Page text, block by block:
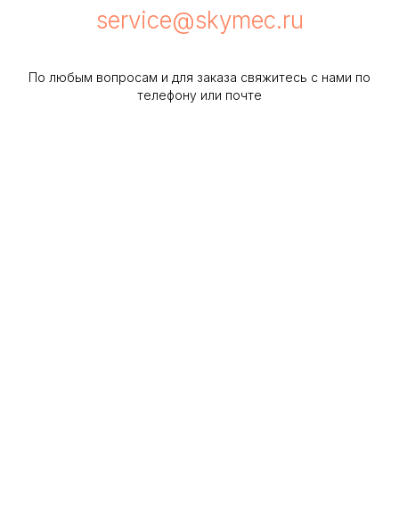
service@skymec.ru
По любым вопросам и для заказа свяжитесь с нами по
телефону или почте